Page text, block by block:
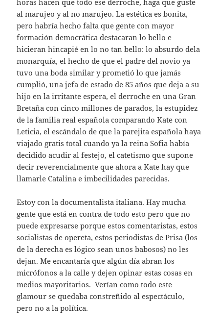
horas hacen que todo ese derroche, haga que guste
al marujeo y al no marujeo. La estética es bonita,
pero habría hecho falta que gente con mayor
formación democrática destacaran lo bello e
hicieran hincapié en lo no tan bello: lo absurdo dela
monarquía, el hecho de que el padre del novio ya
tuvo una boda similar y prometió lo que jamás
cumplió, una jefa de estado de 85 años que deja a su
hijo en la irritante espera, el derroche en una Gran
Bretaña con cinco millones de parados, la estupidez
de la familia real española comparando Kate con
Leticia, el escándalo de que la parejita española haya
viajado gratis total cuando ya la reina Sofia había
decidido acudir al festejo, el catetismo que supone
decir reverencialmente que ahora a Kate hay que
llamarle Catalina e imbecilidades parecidas.
Estoy con la documentalista italiana. Hay mucha
gente que está en contra de todo esto pero que no
puede expresarse porque estos comentaristas, estos
socialistas de opereta, estos periodistas de Prisa (los
de la derecha es lógico sean unos babosos) no les
dejan. Me encantaría que algún día abran los
micrófonos a la calle y dejen opinar estas cosas en
medios mayoritarios. Verían como todo este
glamour se quedaba constreñido al espectáculo,
pero no a la política.